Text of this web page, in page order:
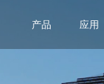
产品 应用